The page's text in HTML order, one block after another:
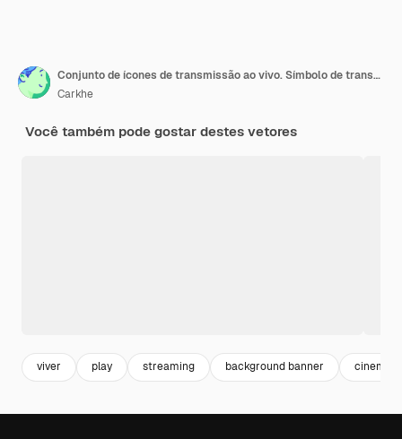
Conjunto de ícones de transmissão ao vivo. Símbolo de transmissão de vídeo. Assine para TV, notícias, filmes, shows, online.
Carkhe
Você também pode gostar destes vetores
viver play streaming background banner cinema